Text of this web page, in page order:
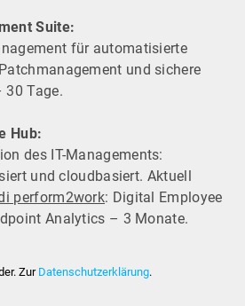
Suite:
für automatisierte
und sichere
30 Tage.
Hub:
des IT-Managements:
und cloudbasiert. Aktuell
perform2work: Digital Employee
Analytics – 3 Monate.
Zur Datenschutzerklärung.